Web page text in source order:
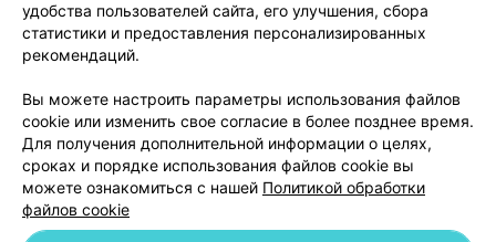
Добавить специалиста
удобства пользователей сайта, его улучшения, сбора
статистики и предоставления персонализированных
рекомендаций.
Вы можете настроить параметры использования файлов
cookie или изменить свое согласие в более позднее время.
Для получения дополнительной информации о целях,
сроках и порядке использования файлов cookie вы
можете ознакомиться с нашей Политикой обработки
файлов cookie